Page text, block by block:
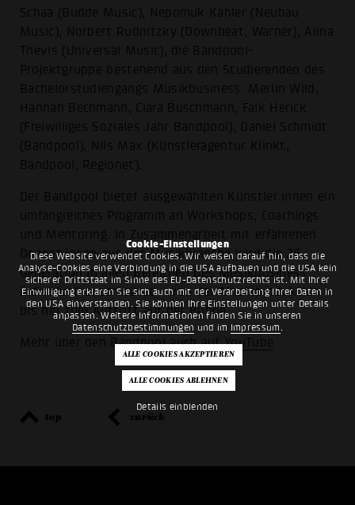
Cookie-Einstellungen
Diese Website verwendet Cookies. Wir weisen darauf hin, dass die
Analyse-Cookies eine Verbindung in die USA aufbauen und die USA kein
sicherer Drittstaat im Sinne des EU-Datenschutzrechts ist. Mit Ihrer
Einwilligung erklären Sie sich auch mit der Verarbeitung Ihrer Daten in
den USA einverstanden. Sie können Ihre Einstellungen unter Details
anpassen. Weitere Informationen finden Sie in unseren
Datenschutzbestimmungen und im Impressum .
Details einblenden
Schaa (Budde Music), Nepomuk Kähler (Neubau
Music), Norbert Rudnitzky (Downbeat, Warner), Alina
Thevis (Universal Music), die Bandpool-
Projektgruppe bestehend aus den Studierenden des
Bachelorstudiengangs Musikbusiness: Merlin Wild,
Hannah Bechmann, Clara Buschmann, Falk Herick
(Freiwilliges Soziales Jahr Bandpool), Daniel Schmidt
(Bandpool), Nils Max (Künstleragentur Klinkt,
Bandpool, Regionet).
Der Bandpool bietet ausgewählten Künstler:innen ein
umfangreiches Programm an Workshops, Coachings
und Mentoring. In Zusammenarbeit mit erfahrenen
Dozent:innen aus der Musikbranche wird die 26.
Generation in allen Bereichen des Musikbusiness
individuell unterstützt – von der Musikproduktion
bis hin zum Auftritt auf der Bühne.
Mehr über den Bandpool auch aufYouTube
top zurück